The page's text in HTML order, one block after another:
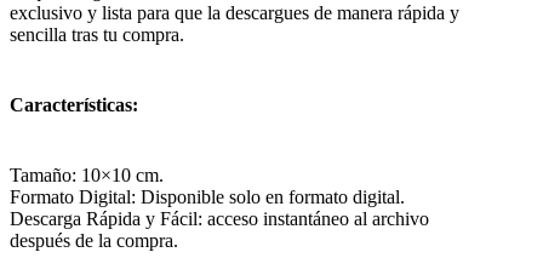
exclusivo y lista para que la descargues de manera rápida y
sencilla tras tu compra.
Características:
Tamaño: 10×10 cm.
Formato Digital: Disponible solo en formato digital.
Descarga Rápida y Fácil: acceso instantáneo al archivo
después de la compra.